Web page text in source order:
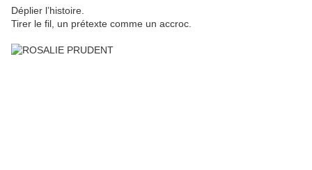
Déplier l’histoire.
Tirer le fil, un prétexte comme un accroc.